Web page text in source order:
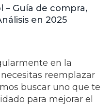
– Guía de compra,
en 2025
en la
reemplazar
buscar uno que te
para mejorar el